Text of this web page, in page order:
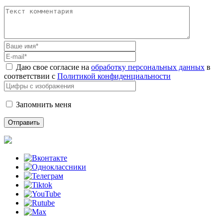
Даю свое согласие на обработку персональных данных в
соответствии с Политикой конфиденциальности
Запомнить меня